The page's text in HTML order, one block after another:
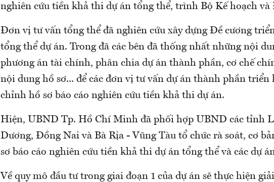
nghiên cứu tiền khả thi dự án tổng thể, trình Bộ Kế hoạch và
Đơn vị tư vấn tổng thể đã nghiên cứu xây dựng Đề cương
tổng thể dự án. Trong đã các bên đã thống nhất những nội
phương án tài chính, phân chia dự án thành phần, cơ chế
nội dung hồ sơ... để các đơn vị tư vấn dự án thành phần triển
chỉnh hồ sơ báo cáo nghiên cứu tiền khả thi dự án.
Hiện, UBND Tp. Hồ Chí Minh đã phối hợp UBND các tỉnh
Dương, Đồng Nai và Bà Rịa - Vũng Tàu tổ chức rà soát, cơ
sơ báo cáo nghiên cứu tiền khả thi dự án tổng thể và các dự
Về quy mô đầu tư trong giai đoạn 1 của dự án sẽ thực hiện